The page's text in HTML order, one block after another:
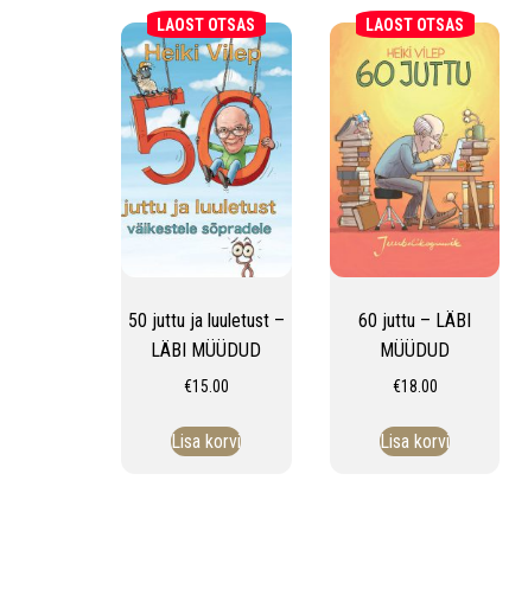
LAOST OTSAS
50 juttu ja luuletust –
LÄBI MÜÜDUD
€15.00
Lisa korvi
LAOST OTSAS
60 juttu – LÄBI
MÜÜDUD
€18.00
Lisa korvi